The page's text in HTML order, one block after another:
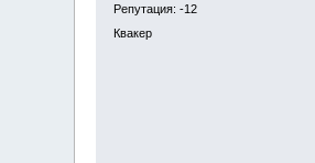
Репутация: -12
Квакер